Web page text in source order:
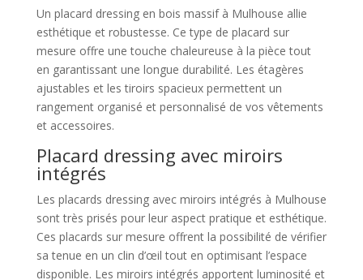
Un placard dressing en bois massif à Mulhouse allie
esthétique et robustesse. Ce type de placard sur
mesure offre une touche chaleureuse à la pièce tout
en garantissant une longue durabilité. Les étagères
ajustables et les tiroirs spacieux permettent un
rangement organisé et personnalisé de vos vêtements
et accessoires.
Placard dressing avec miroirs
intégrés
Les placards dressing avec miroirs intégrés à Mulhouse
sont très prisés pour leur aspect pratique et esthétique.
Ces placards sur mesure offrent la possibilité de vérifier
sa tenue en un clin d’œil tout en optimisant l’espace
disponible. Les miroirs intégrés apportent luminosité et